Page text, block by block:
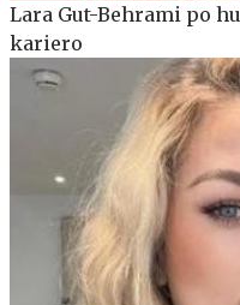
Lara Gut-Behrami po
kariero